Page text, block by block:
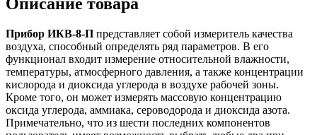
Прибор ИКВ-8-П представляет собой измеритель качества
воздуха, способный определять ряд параметров. В его
функционал входит измерение относительной влажности,
температуры, атмосферного давления, а также концентрации
кислорода и диоксида углерода в воздухе рабочей зоны.
Кроме того, он может измерять массовую концентрацию
оксида углерода, аммиака, сероводорода и диоксида азота.
Примечательно, что из шести последних компонентов